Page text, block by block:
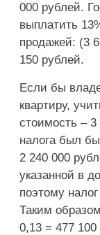
000 рублей.
выплатить
продажей: (3
150 рублей.
Если бы
квартиру,
стоимость –
налога был
2 240 000
указанной в
поэтому
Таким
0,13 = 477